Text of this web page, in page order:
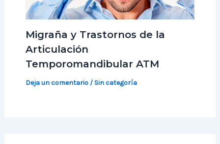
Migraña y Trastornos de la
Articulación
Temporomandibular ATM
Deja un comentario / Sin categoría